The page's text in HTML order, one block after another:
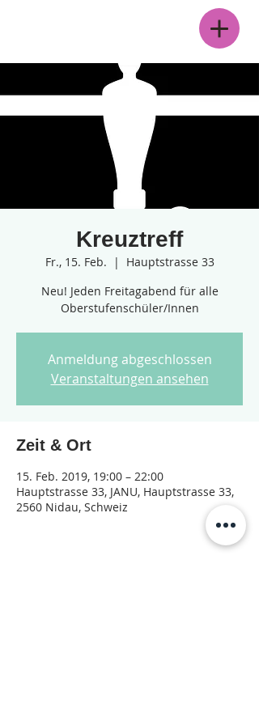
Kreuztreff
Fr., 15. Feb.
  |
Hauptstrasse 33
Neu! Jeden Freitagabend für alle
Oberstufenschüler/Innen
Anmeldung abgeschlossen
Veranstaltungen ansehen
Zeit & Ort
15. Feb. 2019, 19:00 – 22:00
Hauptstrasse 33, JANU, Hauptstrasse 33,
2560 Nidau, Schweiz